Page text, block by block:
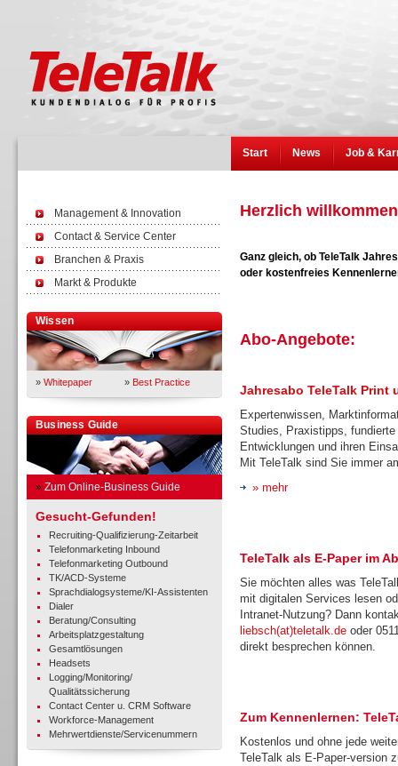
Start News Job &
Management & Innovation
Contact & Service Center
Branchen & Praxis
Markt & Produkte
Wissen
» Whitepaper » Best Practice
Business Guide
» Zum Online-Business Guide
Gesucht-Gefunden!
Recruiting-Qualifizierung-Zeitarbeit
Telefonmarketing Inbound
Telefonmarketing Outbound
TK/ACD-Systeme
Sprachdialogsysteme/KI-Assistenten
Dialer
Beratung/Consulting
Arbeitsplatzgestaltung
Gesamtlösungen
Headsets
Logging/Monitoring/
Qualitätssicherung
Contact Center u. CRM Software
Workforce-Management
Mehrwertdienste/Servicenummern
Herzlich
Ganz gleich, ob TeleTalk
oder kostenfreies
Abo-Angebote:
Jahresabo TeleTalk Print
Expertenwissen,
Studies, Praxistipps,
Entwicklungen und ihren
Mit TeleTalk sind Sie immer
» mehr
TeleTalk als E-Paper im
Sie möchten alles was
mit digitalen Services lesen
Intranet-Nutzung? Dann
liebsch(at)teletalk.de oder
direkt besprechen können.
Zum Kennenlernen:
Kostenlos und ohne jede
TeleTalk als E-Paper-version